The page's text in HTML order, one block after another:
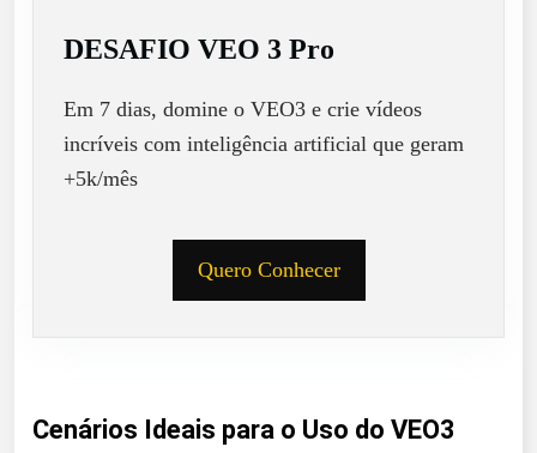
DESAFIO VEO 3 Pro
Em 7 dias, domine o VEO3 e crie vídeos
incríveis com inteligência artificial que geram
+5k/mês
Quero Conhecer
Cenários Ideais para o Uso do VEO3